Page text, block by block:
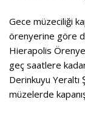
Gece müzeciliği
örenyerine göre
Hierapolis
geç saatlere
Derinkuyu Yeraltı
müzelerde